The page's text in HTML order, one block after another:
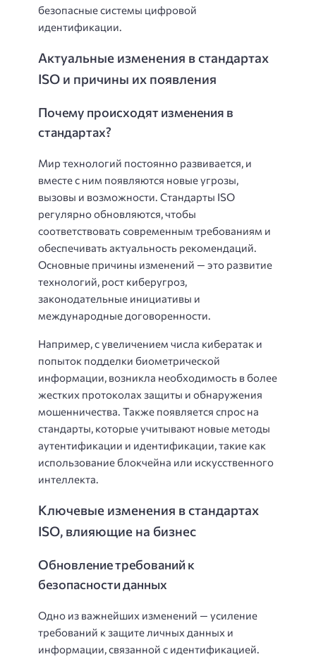
безопасные системы цифровой
идентификации.
Актуальные изменения в стандартах
ISO и причины их появления
Почему происходят изменения в
стандартах?
Мир технологий постоянно развивается, и
вместе с ним появляются новые угрозы,
вызовы и возможности. Стандарты ISO
регулярно обновляются, чтобы
соответствовать современным требованиям и
обеспечивать актуальность рекомендаций.
Основные причины изменений — это развитие
технологий, рост киберугроз,
законодательные инициативы и
международные договоренности.
Например, с увеличением числа кибератак и
попыток подделки биометрической
информации, возникла необходимость в более
жестких протоколах защиты и обнаружения
мошенничества. Также появляется спрос на
стандарты, которые учитывают новые методы
аутентификации и идентификации, такие как
использование блокчейна или искусственного
интеллекта.
Ключевые изменения в стандартах
ISO, влияющие на бизнес
Обновление требований к
безопасности данных
Одно из важнейших изменений — усиление
требований к защите личных данных и
информации, связанной с идентификацией.